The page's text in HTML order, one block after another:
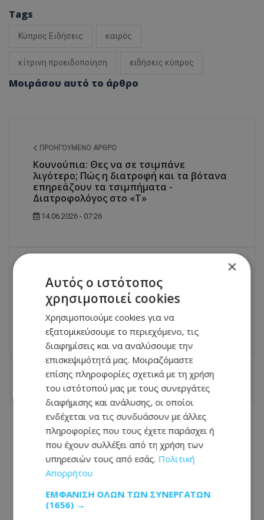
Tags
Κύπρος Ειδήσεις καιρός
κίτρινη προειδοποίηση ειδήσεις κύπρος
Μοιράσου αυτό το άρθρο
ΠΡΟΗΓΟΎΜΕΝΟ ΆΡΘΡΟ
Κουνούπια: Θες να σε τσιμπάνε
λιγότερο; Πώς η διατροφή και τα βότανα
επηρεάζουν τα τσιμπήματα -
Διατροφολόγος στο «Τ»
14.06.2026 - 07:26
ΕΠΌΜΕΝΟ ΆΡΘΡΟ
Εορτολόγιο: Το παράξενο όνομα που
γιορτάζει σήμερα, Κυριακή 14 Ιουνίου
14.06.2026 - 07:40
ΣΧΕΤΙΚΑ ΑΡΘΡΑ
×
Αυτός ο ιστότοπος
χρησιμοποιεί cookies
Χρησιμοποιούμε cookies για να
εξατομικεύσουμε το περιεχόμενο, τις
διαφημίσεις και να αναλύσουμε την
επισκεψιμότητά μας. Μοιραζόμαστε
επίσης πληροφορίες σχετικά με τη χρήση
του ιστότοπού μας με τους συνεργάτες
διαφήμισης και ανάλυσης, οι οποίοι
ενδέχεται να τις συνδυάσουν με άλλες
πληροφορίες που τους έχετε παράσχει ή
που έχουν συλλέξει από τη χρήση των
υπηρεσιών τους από εσάς. Πολιτική
Απορρήτου
ΕΜΦΆΝΙΣΗ ΌΛΩΝ ΤΩΝ ΣΥΝΕΡΓΑΤΏΝ
(1656) →